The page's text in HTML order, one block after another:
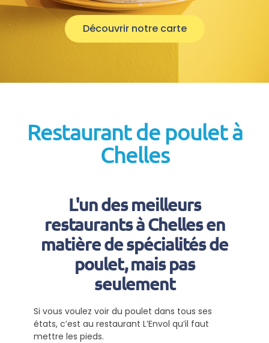
Découvrir notre carte
Restaurant de poulet à
Chelles
L'un des meilleurs
restaurants à Chelles en
matière de spécialités de
poulet, mais pas
seulement
Si vous voulez voir du poulet dans tous ses
états, c’est au restaurant L’Envol qu’il faut
mettre les pieds.